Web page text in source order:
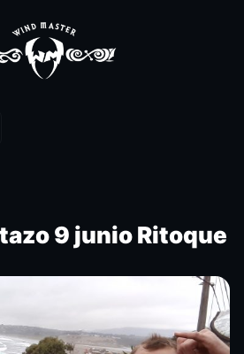
9 junio Ritoque